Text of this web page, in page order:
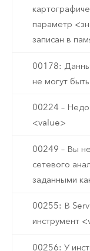
параметр
записан в
00178:
не могут
00224 –
<value>
00249 – Вы
сетевого
заданными
00255: В
инструмент
00256: У